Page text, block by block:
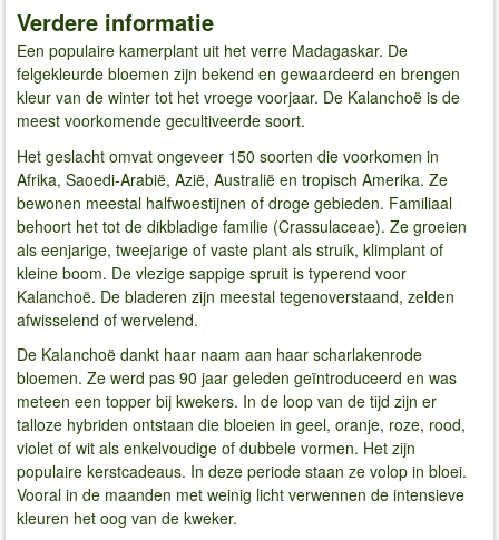
Verdere informatie
Een populaire kamerplant uit het verre Madagaskar. De
felgekleurde bloemen zijn bekend en gewaardeerd en brengen
kleur van de winter tot het vroege voorjaar. De Kalanchoë is de
meest voorkomende gecultiveerde soort.
Het geslacht omvat ongeveer 150 soorten die voorkomen in
Afrika, Saoedi-Arabië, Azië, Australië en tropisch Amerika. Ze
bewonen meestal halfwoestijnen of droge gebieden. Familiaal
behoort het tot de dikbladige familie (Crassulaceae). Ze groeien
als eenjarige, tweejarige of vaste plant als struik, klimplant of
kleine boom. De vlezige sappige spruit is typerend voor
Kalanchoë. De bladeren zijn meestal tegenoverstaand, zelden
afwisselend of wervelend.
De Kalanchoë dankt haar naam aan haar scharlakenrode
bloemen. Ze werd pas 90 jaar geleden geïntroduceerd en was
meteen een topper bij kwekers. In de loop van de tijd zijn er
talloze hybriden ontstaan ​​die bloeien in geel, oranje, roze, rood,
violet of wit als enkelvoudige of dubbele vormen. Het zijn
populaire kerstcadeaus. In deze periode staan ​​ze volop in bloei.
Vooral in de maanden met weinig licht verwennen de intensieve
kleuren het oog van de kweker.